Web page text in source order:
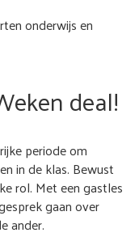
onderwijs en
deal!
periode om
in de klas. Bewust
rol. Met een gastles
gaan over
ander.